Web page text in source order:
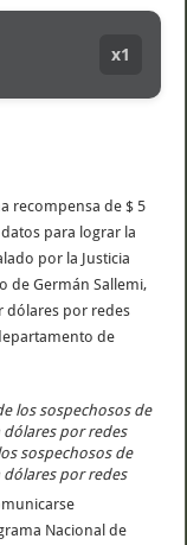
x1
recompensa de $ 5
para lograr la
por la Justicia
de Germán Sallemi,
dólares por redes
de
sospechosos de
dólares por redes
Nacional de